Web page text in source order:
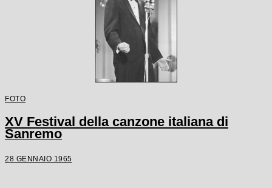
FOTO
XV Festival della canzone italiana di
Sanremo
28 GENNAIO 1965